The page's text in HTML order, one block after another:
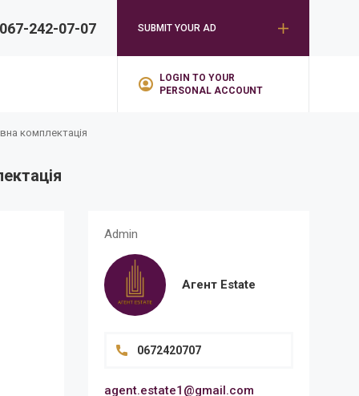
067-242-07-07 SUBMIT YOUR AD
LOGIN TO YOUR
PERSONAL ACCOUNT
комплектація
Admin
Агент Estate
0672420707
agent.estate1@gmail.com